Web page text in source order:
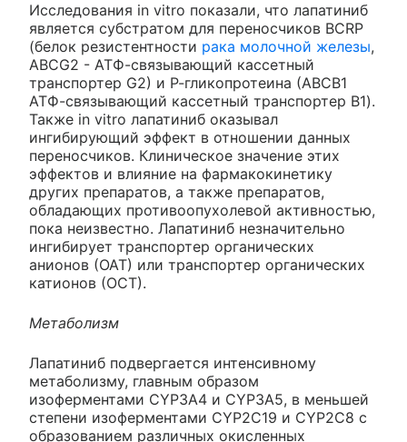
Исследования in vitro показали, что лапатиниб
является субстратом для переносчиков BCRP
(белок резистентности рака молочной железы,
ABCG2 - АТФ-связывающий кассетный
транспортер G2) и Р-гликопротеина (АВСВ1
АТФ-связывающий кассетный транспортер B1).
Также in vitro лапатиниб оказывал
ингибирующий эффект в отношении данных
переносчиков. Клиническое значение этих
эффектов и влияние на фармакокинетику
других препаратов, а также препаратов,
обладающих противоопухолевой активностью,
пока неизвестно. Лапатиниб незначительно
ингибирует транспортер органических
анионов (ОАТ) или транспортер органических
катионов (ОСТ).
Метаболизм
Лапатиниб подвергается интенсивному
метаболизму, главным образом
изоферментами CYP3A4 и CYP3A5, в меньшей
степени изоферментами CYP2C19 и CYP2C8 с
образованием различных окисленных